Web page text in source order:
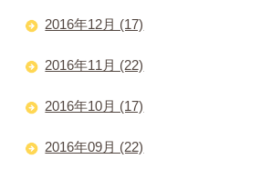
2016年12月 (17)
2016年11月 (22)
2016年10月 (17)
2016年09月 (22)